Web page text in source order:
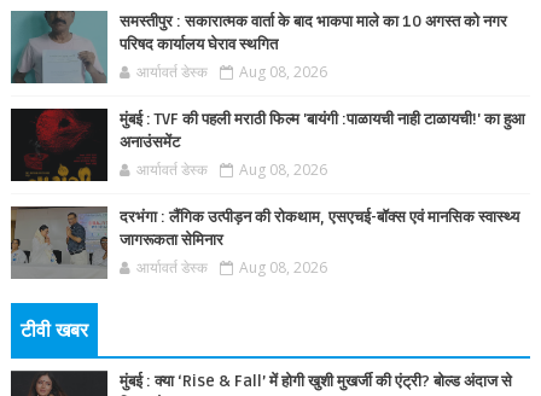
समस्तीपुर : सकारात्मक वार्ता के बाद भाकपा माले का 10 अगस्त को नगर
परिषद कार्यालय घेराव स्थगित
आर्यावर्त डेस्क Aug 08, 2026
मुंबई : TVF की पहली मराठी फिल्म 'बायंगी :पाळायची नाही टाळायची!' का हुआ
अनाउंसमेंट
आर्यावर्त डेस्क Aug 08, 2026
दरभंगा : लैंगिक उत्पीड़न की रोकथाम, एसएचई-बॉक्स एवं मानसिक स्वास्थ्य
जागरूकता सेमिनार
आर्यावर्त डेस्क Aug 08, 2026
टीवी खबर
मुंबई : क्या ‘Rise & Fall’ में होगी खुशी मुखर्जी की एंट्री? बोल्ड अंदाज से